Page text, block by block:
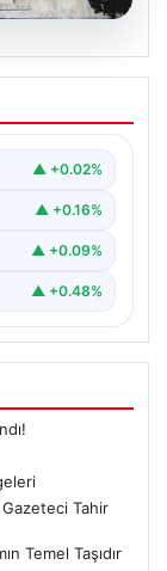
▲ +0.02%
▲ +0.16%
▲ +0.09%
▲ +0.48%
Tahir
Temel Taşıdır